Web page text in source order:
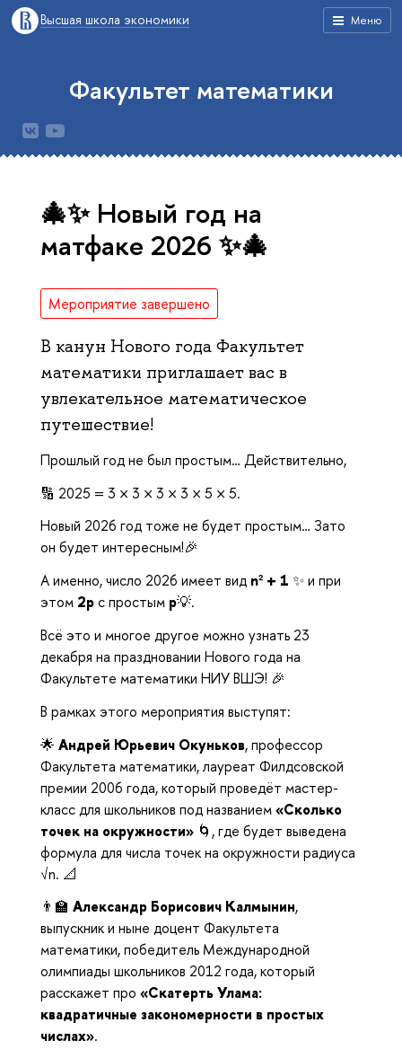
Меню
Высшая школа экономики
Факультет математики
🎄✨ Новый год на
матфаке 2026 ✨🎄
Мероприятие завершено
В канун Нового года Факультет
математики приглашает вас в
увлекательное математическое
путешествие!
Прошлый год не был простым… Действительно,
🔢 2025 = 3 × 3 × 3 × 3 × 5 × 5.
Новый 2026 год тоже не будет простым… Зато
он будет интересным!🎉
А именно, число 2026 имеет вид n² + 1 ✨ и при
этом 2pс простым p💡.
Всё это и многое другое можно узнать 23
декабря на праздновании Нового года на
Факультете математики НИУ ВШЭ! 🎉
В рамках этого мероприятия выступят:
🌟 Андрей Юрьевич Окуньков, профессор
Факультета математики, лауреат Филдсовской
премии 2006 года, который проведёт мастер-
класс для школьников под названием«Сколько
точек на окружности» 🌀, где будет выведена
формула для числа точек на окружности радиуса
√n. 📐
👨‍🏫 Александр Борисович Калмынин,
выпускник и ныне доцент Факультета
математики, победитель Международной
олимпиады школьников 2012 года, который
расскажет про «Скатерть Улама:
квадратичные закономерности в простых
числах».